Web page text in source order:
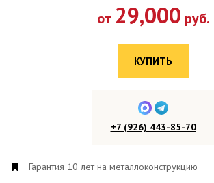
от 29,000 руб.
КУПИТЬ
+7 (926) 443-85-70
Гарантия 10 лет на металлоконструкцию